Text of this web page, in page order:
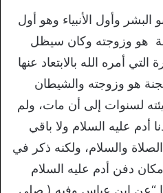
البشر وأول الأنبياء وهو أول
هو وزوجته وكان سيظل
أمره الله بالابتعاد عنها
هو وزوجته والشيطان
لسنوات إلى أن مات، ولم
عليه السلام ولا باقي
الصلاة والسلام، ولكنه ذكر في
دفن أدم عليه السلام
“عن ابن عباس وفيه ( صلى